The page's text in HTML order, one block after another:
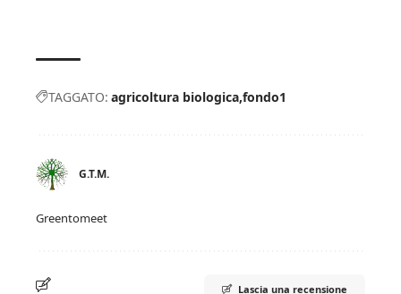
TAGGATO: agricoltura biologica fondo1
G.T.M.
Greentomeet
Lascia una recensione